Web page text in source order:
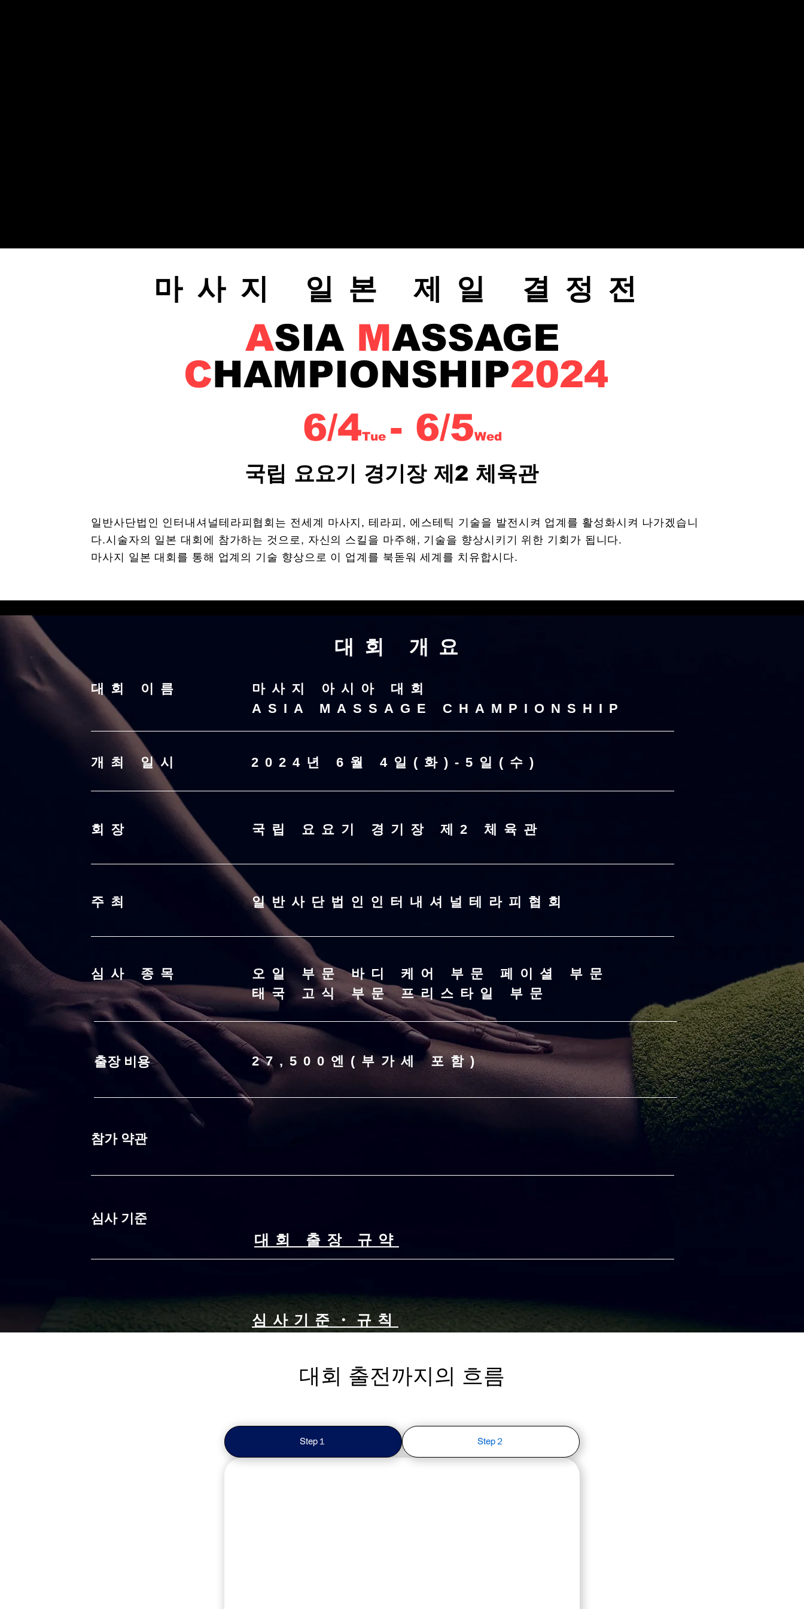
마사지 일본 제일 결정전
ASIA MASSAGE
CHAMPIONSHIP2024
6/4Tue - 6/5Wed
국립 요요기 경기장 제2 체육관
일반사단법인 인터내셔널테라피협회는 전세계 마사지, 테라피, 에스테틱 기술을 발전시켜 업계를 활성화시켜 나가겠습니
다.시술자의 일본 대회에 참가하는 것으로, 자신의 스킬을 마주해, 기술을 향상시키기 위한 기회가 됩니다.
마사지 일본 대회를 통해 업계의 기술 향상으로 이 업계를 북돋워 세계를 치유합시다.
​대회 개요
대회 이름
마사지 아시아 대회
ASIA MASSAGE CHAMPIONSHIP
개최 일시 2024년 6월 4일(화)-5일(수)
회장 국립 요요기 경기장 제2 체육관
주최 일반사단법인인터내셔널테라피협회
심사 종목
오일 부문 바디 케어 부문 페이셜 부문
​태국 고식 부문 프리스타일 부문
출장 비용 27,500엔(부가세 포함)
참가 약관
​심사 기준
대회 출장 규약
심사기준・규칙
대회 출전까지의 흐름
Step１ Step２